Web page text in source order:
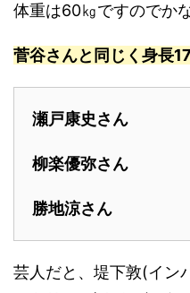
体重は60㎏ですのでか
菅谷さんと同じく身長
瀬戸康史さん
柳楽優弥さん
勝地涼さん
芸人だと、堤下敦(イン